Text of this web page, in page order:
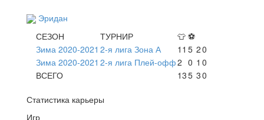
Эридан
СЕЗОН
ТУРНИР 👕 ⚽
Зима 2020-2021 2-я лига Зона А 11 5 20
Зима 2020-2021 2-я лига Плей-офф2 0 1 0
ВСЕГО
135 30
Статистика карьеры
Игр